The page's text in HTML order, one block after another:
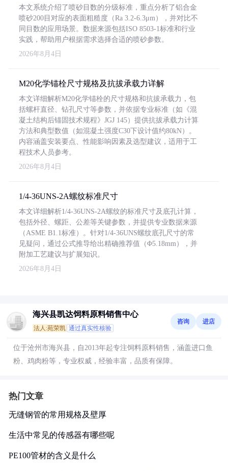
本文系统介绍了喷砂目数的分级标准，重点分析了铝合金
喷砂200目对应的表面粗糙度（Ra 3.2-6.3μm），并对比不
同目数的应用场景。数据来源包括ISO 8503-1标准和行业
实践，帮助用户根据需求选择合适的喷砂参数。
2026年8月4日
M20化学锚栓尺寸规格及抗拔承载力详解
本文详细解析M20化学锚栓的尺寸规格和抗拔承载力，包
括螺杆直径、钻孔尺寸等参数，并依据专业标准（如《混
凝土结构后锚固技术规程》JGJ 145）提供抗拔承载力计算
方法和典型数值（如混凝土强度C30下设计值约80kN）。
内容涵盖安装要点、性能影响因素及选型建议，适用于工
程技术人员参考。
2026年8月4日
1/4-36UNS-2A螺纹标准尺寸
本文详细解析1/4-36UNS-2A螺纹的标准尺寸及底孔计算，
包括外径、螺距、公差等关键参数，并提供专业数据来源
（ASME B1.1标准）。针对1/4-36UNS螺纹底孔尺寸的常
见疑问，通过公式推导给出精确推荐值（Φ5.18mm），并
附加工艺建议与扩展知识。
2026年8月4日
海兴县凯达饲料原料销售中心
法人:苑荣凯 通过真实性核验
咨询 进店
位于沧州市海兴县，自2013年起专注饲料原料销售，涵盖进口鱼
粉、鸡肉粉等，专业权威，经验丰富，品质有保障。
热门文章
无缝钢管的常用规格及壁厚
生活中常见的传感器有哪些呢
PE100管材的含义是什么